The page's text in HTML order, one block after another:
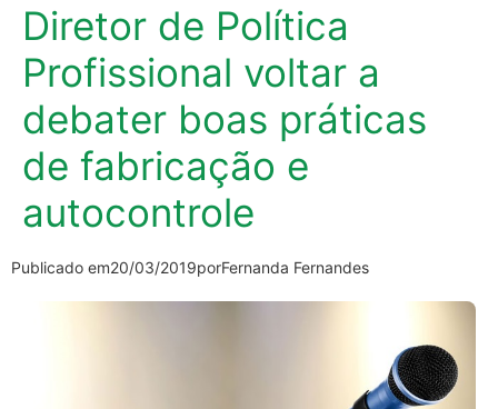
Diretor de Política
Profissional voltar a
debater boas práticas
de fabricação e
autocontrole
Publicado em20/03/2019porFernanda Fernandes